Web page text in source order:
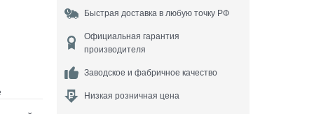
Быстрая доставка в любую точку РФ
Официальная гарантия
производителя
Заводское и фабричное качество
Низкая розничная цена